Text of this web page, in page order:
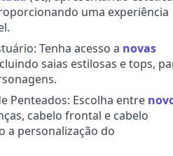
uma experiência
Tenha acesso a novas
saias estilosas e tops,
Penteados: Escolha entre
cabelo frontal e cabelo
a personalização do